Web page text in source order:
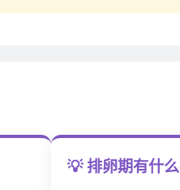
💡 排卵期有什么